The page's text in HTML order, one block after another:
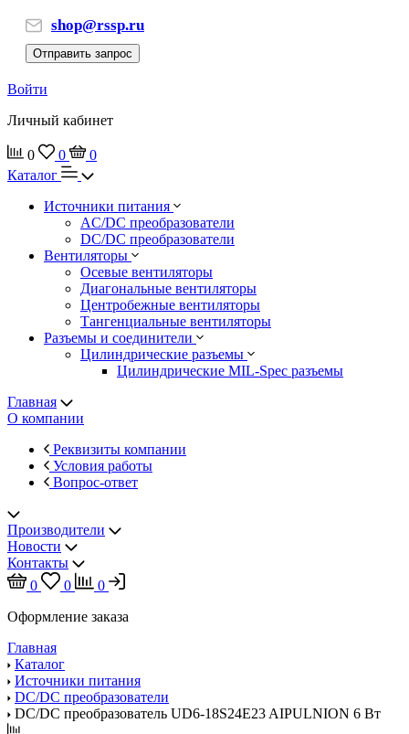
shop@rssp.ru
Отправить запрос
Войти
Личный кабинет
0 0
0
Каталог
Источники питания
AC/DC преобразователи
DC/DC преобразователи
Вентиляторы
Осевые вентиляторы
Диагональные вентиляторы
Центробежные вентиляторы
Тангенциальные вентиляторы
Разъемы и соединители
Цилиндрические разъемы
Цилиндрические MIL-Spec разъемы
Главная
О компании
Реквизиты компании
Условия работы
Вопрос-ответ
Производители
Новости
Контакты
0
0
0
Оформление заказа
Главная
Каталог
Источники питания
DC/DC преобразователи
DC/DC преобразователь UD6-18S24E23 AIPULNION 6 Вт